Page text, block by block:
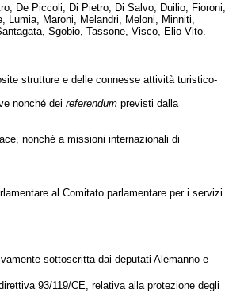
De Piccoli, Di Pietro, Di Salvo, Duilio, Fioroni,
Maroni, Melandri, Meloni, Minniti,
Sgobio, Tassone, Visco, Elio Vito.
strutture e delle connesse attività turistico-
nonché dei referendumprevisti dalla
nonché a missioni internazionali di
al Comitato parlamentare per i servizi
sottoscritta dai deputati Alemanno e
93/119/CE, relativa alla protezione degli